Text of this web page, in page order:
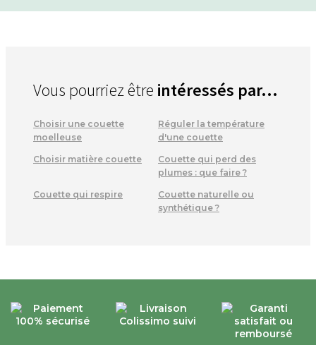
Vous pourriez être intéressés par...
Choisir une couette
moelleuse
Réguler la température
d'une couette
Choisir matière couette
Couette qui perd des
plumes : que faire ?
Couette qui respire
Couette naturelle ou
synthétique ?